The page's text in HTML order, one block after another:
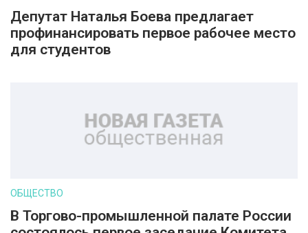
Депутат Наталья Боева предлагает
профинансировать первое рабочее место
для студентов
ОБЩЕСТВО
В Торгово-промышленной палате России